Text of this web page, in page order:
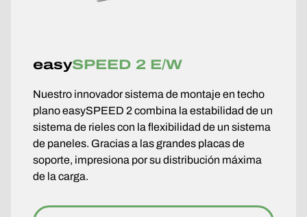
easySPEED 2 E/W
Nuestro innovador sistema de montaje en techo
plano easySPEED 2 combina la estabilidad de un
sistema de rieles con la flexibilidad de un sistema
de paneles. Gracias a las grandes placas de
soporte, impresiona por su distribución máxima
de la carga.